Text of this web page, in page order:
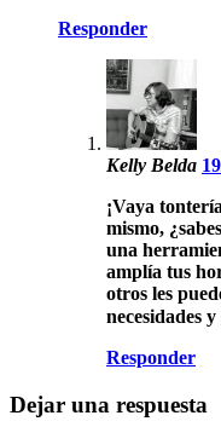
Responder
Kelly Belda
¡Vaya
mismo,
una
amplía tus
otros les
necesidades
Responder
Dejar una respuesta